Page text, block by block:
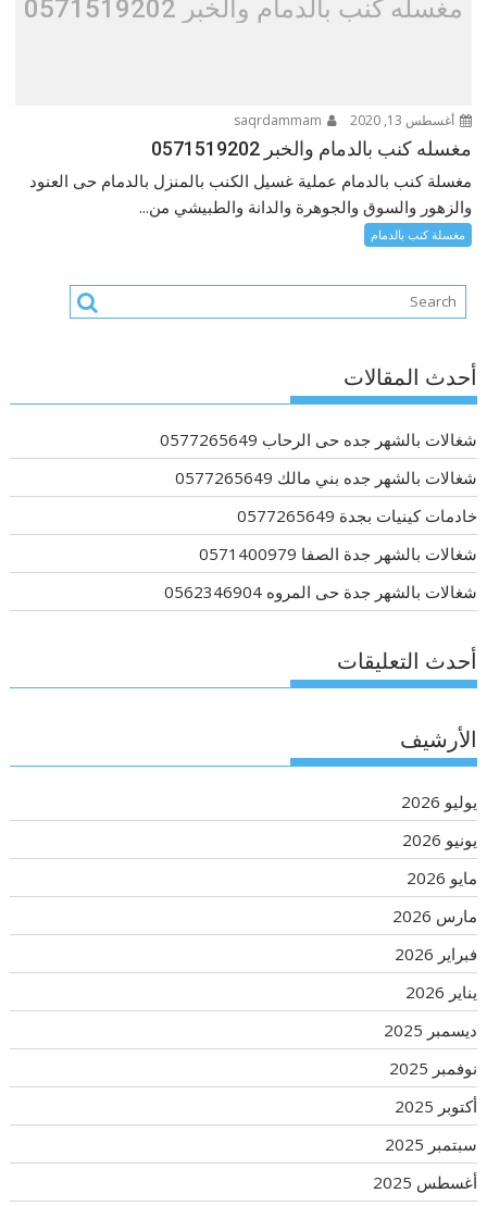
مغسله كنب بالدمام والخبر 0571519202
أغسطس 13, 2020
مغسله كنب بالدمام والخبر 0571519202
مغسلة كنب بالدمام عملية غسيل الكنب بالمنزل بالدمام حى العنود
والزهور والسوق والجوهرة والدانة والطبيشي من...
مغسلة كنب بالدمام
أحدث المقالات
شغالات بالشهر جده حى الرحاب 0577265649
شغالات بالشهر جده بني مالك 0577265649
خادمات كينيات بجدة 0577265649
شغالات بالشهر جدة الصفا 0571400979
شغالات بالشهر جدة حى المروه 0562346904
أحدث التعليقات
الأرشيف
يوليو 2026
يونيو 2026
مايو 2026
مارس 2026
فبراير 2026
يناير 2026
ديسمبر 2025
نوفمبر 2025
أكتوبر 2025
سبتمبر 2025
أغسطس 2025